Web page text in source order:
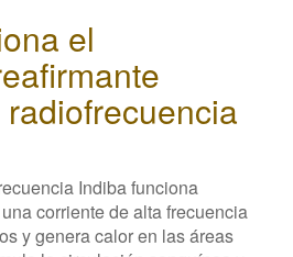
el
Indiba funciona
corriente de alta frecuencia
y genera calor en las áreas